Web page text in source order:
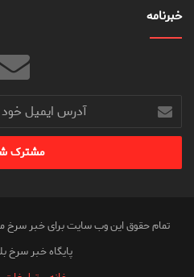
خبرنامه
آدرس
ایمیل
خود
وارد
تمام حقوق این وب سایت برای خبر سرخ
پایگاه خبر سرخ